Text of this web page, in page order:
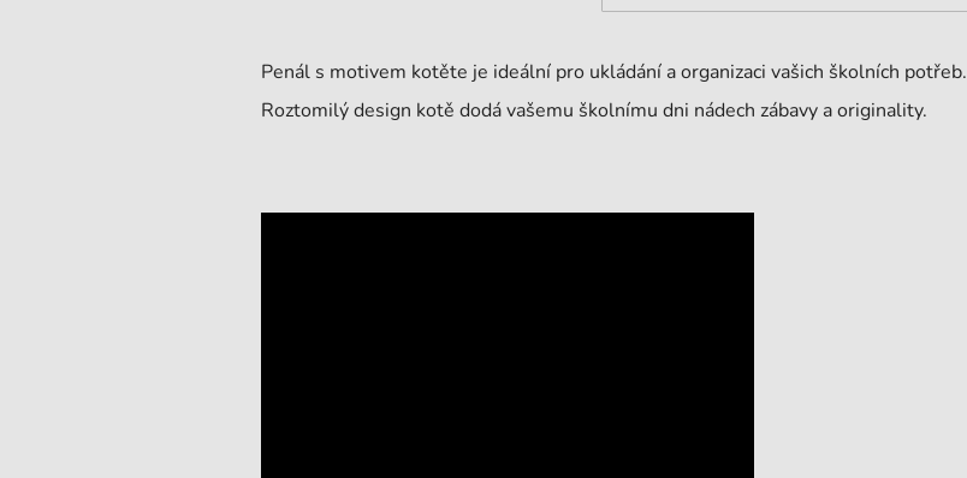
Penál s motivem kotěte je ideální pro ukládání a organizaci vašich školních potřeb.
Roztomilý design kotě dodá vašemu školnímu dni nádech zábavy a originality.